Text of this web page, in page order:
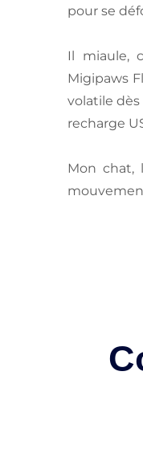
pour se
Il miaule,
Migipaws
volatile dès
recharge
Mon chat,